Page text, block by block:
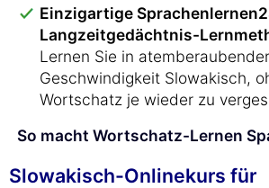
Einzigartige
Langzeitgedächtnis-
Lernen Sie in atemberaubender
Geschwindigkeit Slowakisch,
Wortschatz je wieder zu
So macht Wortschatz-Lernen
Slowakisch-Onlinekurs für